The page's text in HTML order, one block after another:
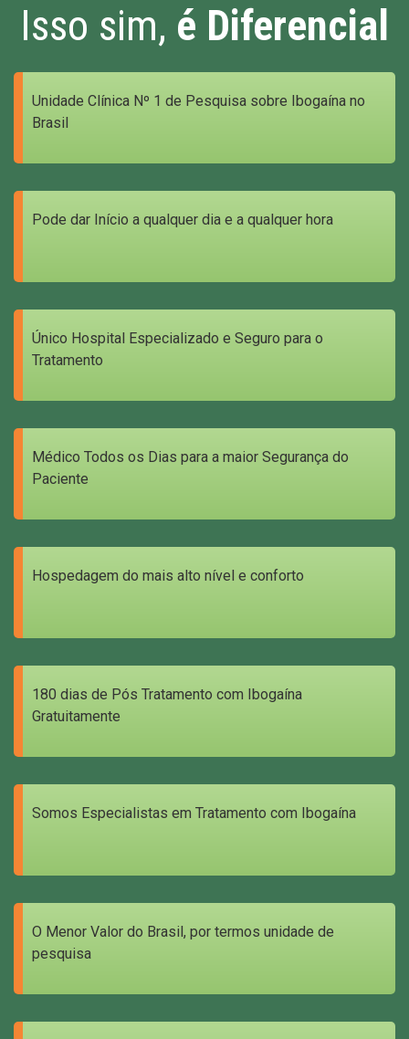
Isso sim, é Diferencial
Unidade Clínica Nº 1 de Pesquisa sobre Ibogaína no
Brasil
Pode dar Início a qualquer dia e a qualquer hora
Único Hospital Especializado e Seguro para o
Tratamento
Médico Todos os Dias para a maior Segurança do
Paciente
Hospedagem do mais alto nível e conforto
180 dias de Pós Tratamento com Ibogaína
Gratuitamente
Somos Especialistas em Tratamento com Ibogaína
O Menor Valor do Brasil, por termos unidade de
pesquisa